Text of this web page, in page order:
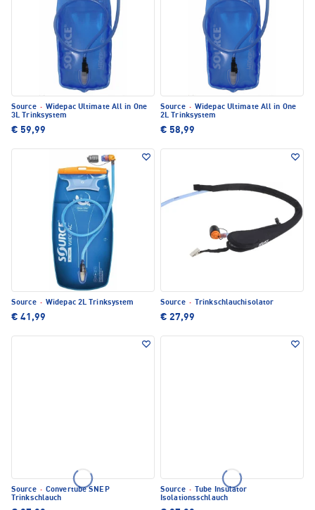
Source · Widepac Ultimate All in One
3L Trinksystem
€ 59,99
Source · Widepac Ultimate All in One
2L Trinksystem
€ 58,99
Source · Widepac 2L Trinksystem
€ 41,99
Source · Trinkschlauchisolator
€ 27,99
Source · Convertube SNEP
Trinkschlauch
Source ·
Tube Insulator
Isolationsschlauch